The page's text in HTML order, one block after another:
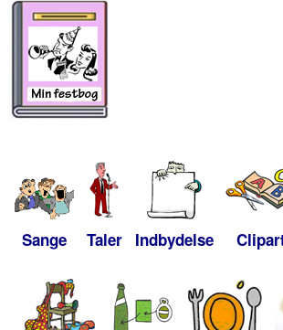
Sange Taler Indbydelse